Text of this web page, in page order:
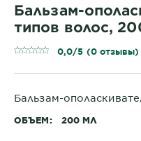
Бальзам-
типов волос,
0,0/5 (0 отзывы)
Бальзам-
ОБЪЕМ 200 МЛ